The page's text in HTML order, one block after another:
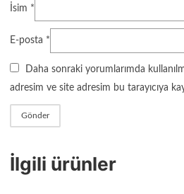
İsim *
E-posta *
Daha sonraki yorumlarımda
adresim ve site adresim bu tarayıcıya
İlgili ürünler